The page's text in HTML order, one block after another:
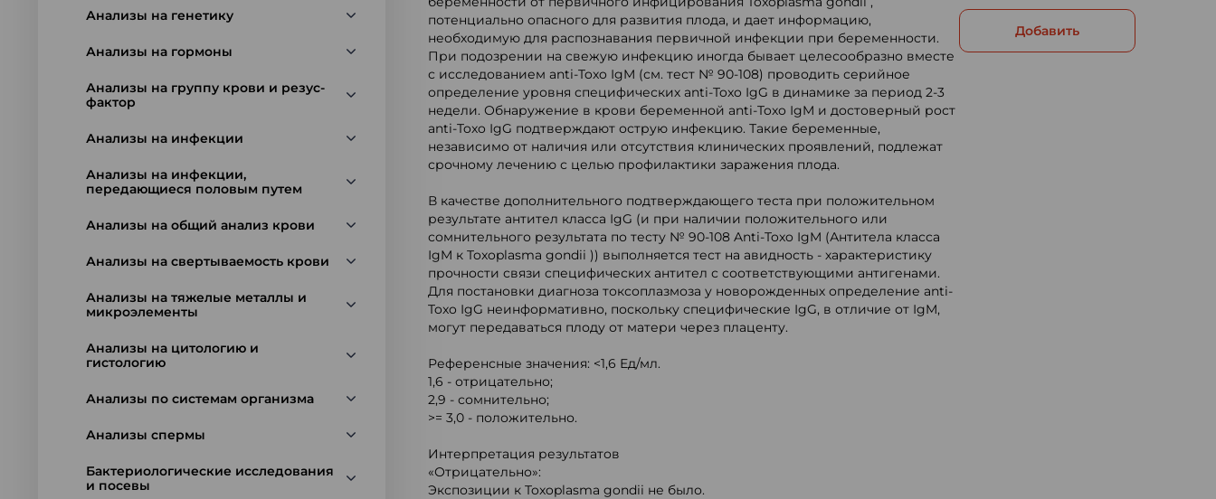
Анализы на генетику
Анализы на гормоны
Анализы на группу крови и резус-
фактор
Анализы на инфекции
Анализы на инфекции,
передающиеся половым путем
Анализы на общий анализ крови
Анализы на свертываемость крови
Анализы на тяжелые металлы и
микроэлементы
Анализы на цитологию и
гистологию
Анализы по системам организма
Анализы спермы
Бактериологические исследования
и посевы
потенциально опасного для развития плода, и дает информацию,
необходимую для распознавания первичной инфекции при беременности.
При подозрении на свежую инфекцию иногда бывает целесообразно вместе
с исследованием anti-Toxo IgM (см. тест № 90-108) проводить серийное
определение уровня специфических anti-Toxo IgG в динамике за период 2-3
недели. Обнаружение в крови беременной anti-Toxo IgM и достоверный рост
anti-Toxo IgG подтверждают острую инфекцию. Такие беременные,
независимо от наличия или отсутствия клинических проявлений, подлежат
срочному лечению с целью профилактики заражения плода.
В качестве дополнительного подтверждающего теста при положительном
результате антител класса IgG (и при наличии положительного или
сомнительного результата по тесту № 90-108 Anti-Toxo IgM (Антитела класса
IgM к Toxoplasma gondii )) выполняется тест на авидность - характеристику
прочности связи специфических антител с соответствующими антигенами.
Для постановки диагноза токсоплазмоза у новорожденных определение anti-
Toxo IgG неинформативно, поскольку специфические IgG, в отличие от IgM,
могут передаваться плоду от матери через плаценту.
Референсные значения: <1,6 Ед/мл.
1,6 - отрицательно;
2,9 - сомнительно;
>= 3,0 - положительно.
Интерпретация результатов
«Отрицательно»:
Экспозиции к Toxoplasma gondii не было.
Добавить